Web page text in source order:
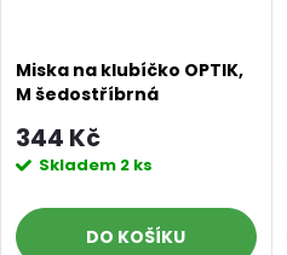
Miska na klubíčko OPTIK,
M šedostříbrná
344 Kč
Skladem 2 ks
DO KOŠÍKU